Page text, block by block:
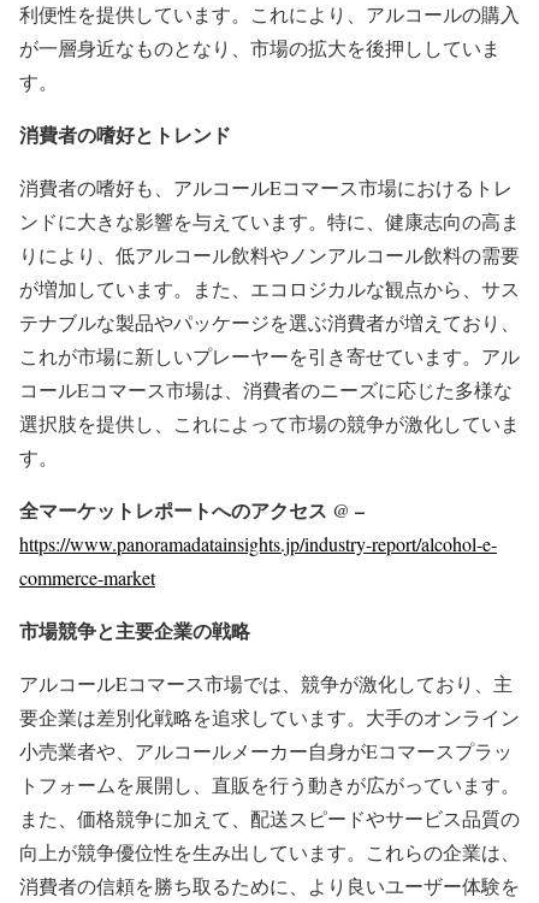
利便性を提供しています。これにより、アルコールの購入
が一層身近なものとなり、市場の拡大を後押ししていま
す。
消費者の嗜好とトレンド
消費者の嗜好も、アルコールEコマース市場におけるトレ
ンドに大きな影響を与えています。特に、健康志向の高ま
りにより、低アルコール飲料やノンアルコール飲料の需要
が増加しています。また、エコロジカルな観点から、サス
テナブルな製品やパッケージを選ぶ消費者が増えており、
これが市場に新しいプレーヤーを引き寄せています。アル
コールEコマース市場は、消費者のニーズに応じた多様な
選択肢を提供し、これによって市場の競争が激化していま
す。
全マーケットレポートへのアクセス @ –
https://www.panoramadatainsights.jp/industry-report/alcohol-e-
commerce-market
市場競争と主要企業の戦略
アルコールEコマース市場では、競争が激化しており、主
要企業は差別化戦略を追求しています。大手のオンライン
小売業者や、アルコールメーカー自身がEコマースプラッ
トフォームを展開し、直販を行う動きが広がっています。
また、価格競争に加えて、配送スピードやサービス品質の
向上が競争優位性を生み出しています。これらの企業は、
消費者の信頼を勝ち取るために、より良いユーザー体験を